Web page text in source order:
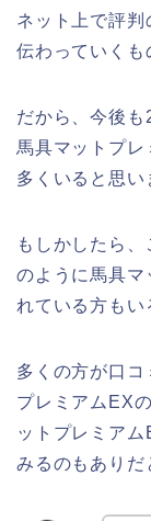
ネット上で評判
伝わっていくも
だから、今後
馬具マットプ
多くいると思い
もしかしたら
のように馬具マ
れている方もい
多くの方が口コ
プレミアムEX
ットプレミア
みるのもありだ